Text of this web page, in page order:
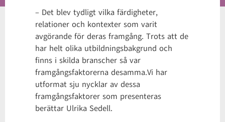
– Det blev tydligt vilka färdigheter,
relationer och kontexter som varit
avgörande för deras framgång. Trots att de
har helt olika utbildningsbakgrund och
finns i skilda branscher så var
framgångsfaktorerna desamma.Vi har
utformat sju nycklar av dessa
framgångsfaktorer som presenteras
berättar Ulrika Sedell.